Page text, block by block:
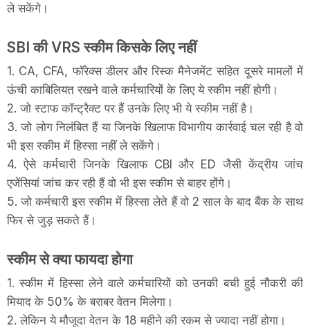
ले सकेंगे।
SBI की VRS स्कीम किसके लिए नहीं
1. CA, CFA, फॉरेक्स डीलर और रिस्क मैनेजमेंट सहित दूसरे मामलों में
ऊंची काबिलियत रखने वाले कर्मचारियों के लिए ये स्कीम नहीं होगी।
2. जो स्टाफ कॉन्ट्रैक्ट पर हैं उनके लिए भी ये स्कीम नहीं है।
3. जो लोग निलंबित हैं या जिनके खिलाफ विभागीय कार्रवाई चल रही है वो
भी इस स्कीम में हिस्सा नहीं ले सकेंगे।
4. ऐसे कर्मचारी जिनके खिलाफ CBI और ED जैसी केंद्रीय जांच
एजेंसियां जांच कर रही हैं वो भी इस स्कीम से बाहर होंगे।
5. जो कर्मचारी इस स्कीम में हिस्सा लेते हैं वो 2 साल के बाद बैंक के साथ
फिर से जुड़ सकते हैं।
स्कीम से क्या फायदा होगा
1. स्कीम में हिस्सा लेने वाले कर्मचारियों को उनकी बची हुई नौकरी की
मियाद के 50% के बराबर वेतन मिलेगा।
2. लेकिन ये मौजूदा वेतन के 18 महीने की रकम से ज्यादा नहीं होगा।